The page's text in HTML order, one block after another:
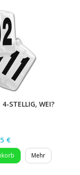
STELLIG, WEI?
€
Mehr